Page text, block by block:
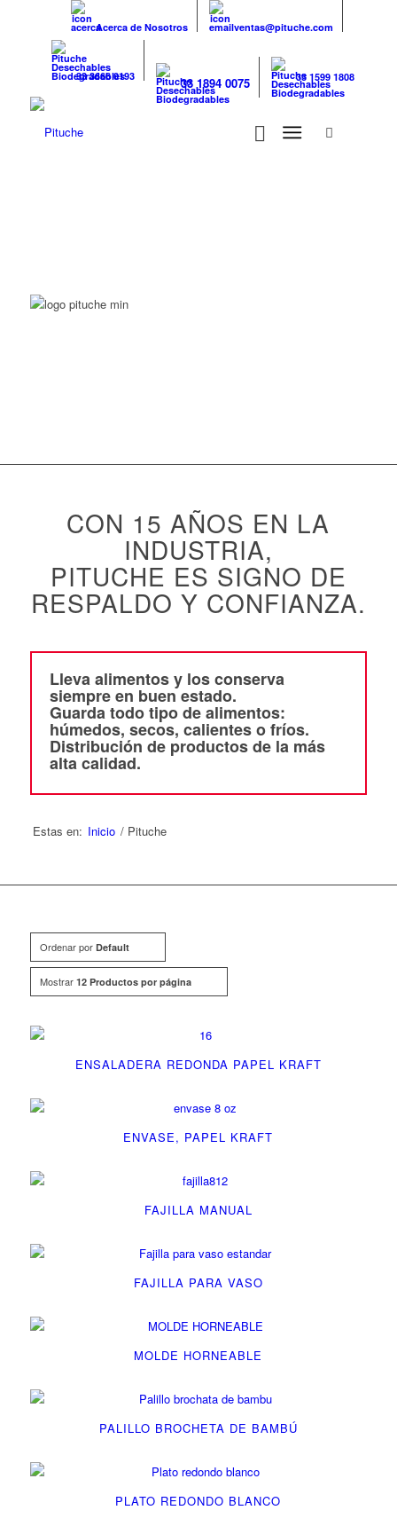
Acerca de Nosotros ventas@pituche.com
33 3666 0193 33 1894 0075 33 1599 1808
CON 15 AÑOS EN LA
INDUSTRIA,
PITUCHE ES SIGNO DE
RESPALDO Y CONFIANZA.
Lleva alimentos y los conserva
siempre en buen estado.
Guarda todo tipo de alimentos:
húmedos, secos, calientes o fríos.
Distribución de productos de la más
alta calidad.
Estas en: Inicio / Pituche
Ordenar por Default
Mostrar 12 Productos por página
ENSALADERA REDONDA PAPEL KRAFT
ENVASE, PAPEL KRAFT
FAJILLA MANUAL
FAJILLA PARA VASO
MOLDE HORNEABLE
PALILLO BROCHETA DE BAMBÚ
PLATO REDONDO BLANCO